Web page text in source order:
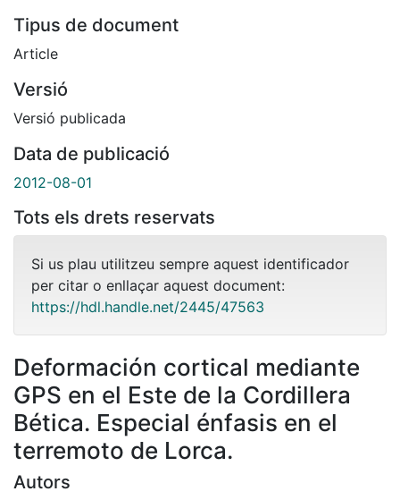
Tipus de document
Article
Versió
Versió publicada
Data de publicació
2012-08-01
Tots els drets reservats
Si us plau utilitzeu sempre aquest identificador
per citar o enllaçar aquest document:
https://hdl.handle.net/2445/47563
Deformación cortical mediante
GPS en el Este de la Cordillera
Bética. Especial énfasis en el
terremoto de Lorca.
Autors